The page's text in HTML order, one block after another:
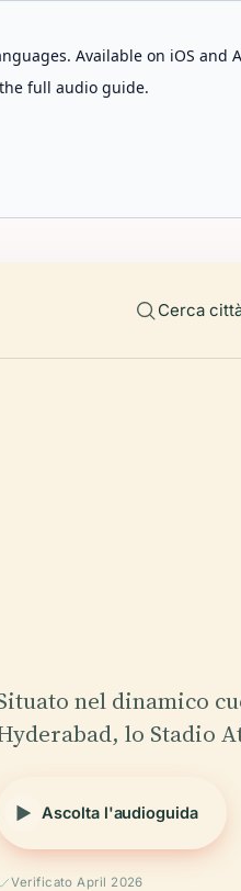
Available on iOS and
full audio guide.
Cerca
nel dinamico
lo Stadio
Ascolta l'audioguida
Verificato April 2026